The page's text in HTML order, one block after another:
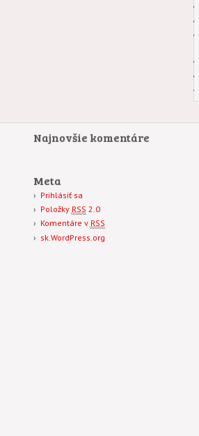
Najnovšie komentáre
Meta
Prihlásiť sa
Položky RSS 2.0
Komentáre v RSS
sk.WordPress.org